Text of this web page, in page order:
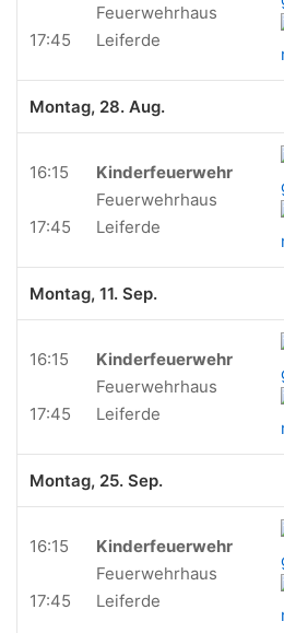
17:45
Feuerwehrhaus
Leiferde
Montag, 28. Aug.
16:15
17:45
Kinderfeuerwehr
Feuerwehrhaus
Leiferde
Montag, 11. Sep.
16:15
17:45
Kinderfeuerwehr
Feuerwehrhaus
Leiferde
Montag, 25. Sep.
16:15
17:45
Kinderfeuerwehr
Feuerwehrhaus
Leiferde